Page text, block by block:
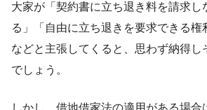
大家が「契約書に立ち退き料を請求し
る」「自由に立ち退きを要求できる権
などと主張してくると、思わず納得し
でしょう。
しかし、借地借家法の適用がある場合